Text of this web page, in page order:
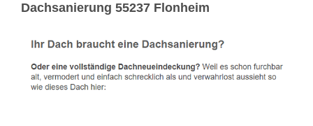
Dachsanierung 55237 Flonheim